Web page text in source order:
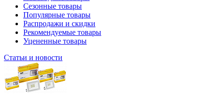
Сезонные товары
Популярные товары
Распродажи и скидки
Рекомендуемые товары
Уцененные товары
Статьи и новости